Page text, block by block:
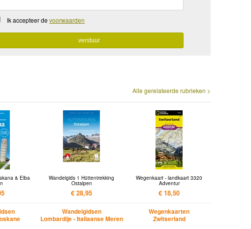
Ik accepteer devoorwaarden
Alle gerelateerde rubrieken >
& Elba Wandelgids 1 Hüttentrekking
Ostalpen
€ 28,95
Wandelgidsen
Lombardije - Italiaanse Meren
Wegenkaart - landkaart 3320
Adventur
€ 18,50
Wegenkaarten
Zwitserland